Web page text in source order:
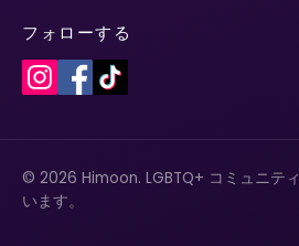
フォローする
© 2026 Himoon. LGBTQ+ コミュニテ
います。